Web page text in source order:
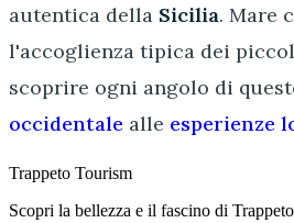
autentica della Sicilia. Mare
l'accoglienza tipica dei
scoprire ogni angolo di
occidentale alle esperienze
Trappeto Tourism
Scopri la bellezza e il fascino di